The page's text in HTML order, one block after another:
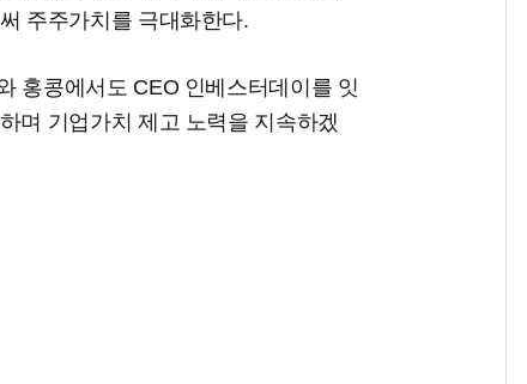
주주가치를 극대화한다.
홍콩에서도 CEO 인베스터데이를 잇
며 기업가치 제고 노력을 지속하겠